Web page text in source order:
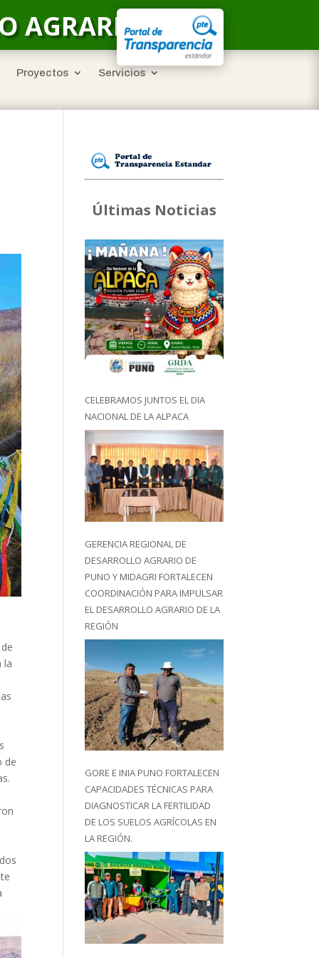
AGRARIO
Proyectos Servicios
la
de
Últimas Noticias
CELEBRAMOS JUNTOS EL DIA
NACIONAL DE LA ALPACA
GERENCIA REGIONAL DE
DESARROLLO AGRARIO DE
PUNO Y MIDAGRI FORTALECEN
COORDINACIÓN PARA IMPULSAR
EL DESARROLLO AGRARIO DE LA
REGIÓN
GORE E INIA PUNO FORTALECEN
CAPACIDADES TÉCNICAS PARA
DIAGNOSTICAR LA FERTILIDAD
DE LOS SUELOS AGRÍCOLAS EN
LA REGIÓN.